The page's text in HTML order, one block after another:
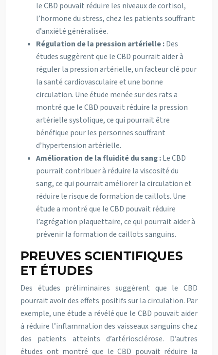
le CBD pouvait réduire les niveaux de cortisol,
l’hormone du stress, chez les patients souffrant
d’anxiété généralisée.
Régulation de la pression artérielle :Des
études suggèrent que le CBD pourrait aider à
réguler la pression artérielle, un facteur clé pour
la santé cardiovasculaire et une bonne
circulation. Une étude menée sur des rats a
montré que le CBD pouvait réduire la pression
artérielle systolique, ce qui pourrait être
bénéfique pour les personnes souffrant
d’hypertension artérielle.
Amélioration de la fluidité du sang :Le CBD
pourrait contribuer à réduire la viscosité du
sang, ce qui pourrait améliorer la circulation et
réduire le risque de formation de caillots. Une
étude a montré que le CBD pouvait réduire
l’agrégation plaquettaire, ce qui pourrait aider à
prévenir la formation de caillots sanguins.
PREUVES SCIENTIFIQUES
ET ÉTUDES
Des études préliminaires suggèrent que le CBD
pourrait avoir des effets positifs sur la circulation. Par
exemple, une étude a révélé que le CBD pouvait aider
à réduire l’inflammation des vaisseaux sanguins chez
des patients atteints d’artériosclérose. D’autres
études ont montré que le CBD pouvait réduire la